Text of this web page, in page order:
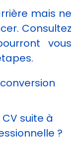
mais ne
Consultez
vous
suite à
?